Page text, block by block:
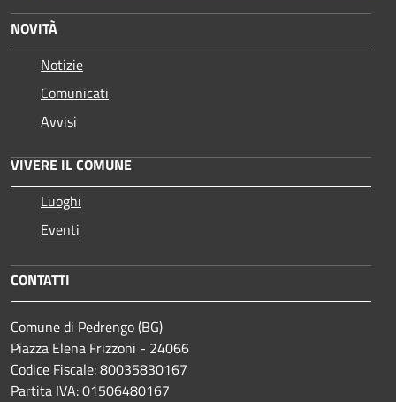
NOVITÀ
Notizie
Comunicati
Avvisi
VIVERE IL COMUNE
Luoghi
Eventi
CONTATTI
Comune di Pedrengo (BG)
Piazza Elena Frizzoni - 24066
Codice Fiscale: 80035830167
Partita IVA: 01506480167